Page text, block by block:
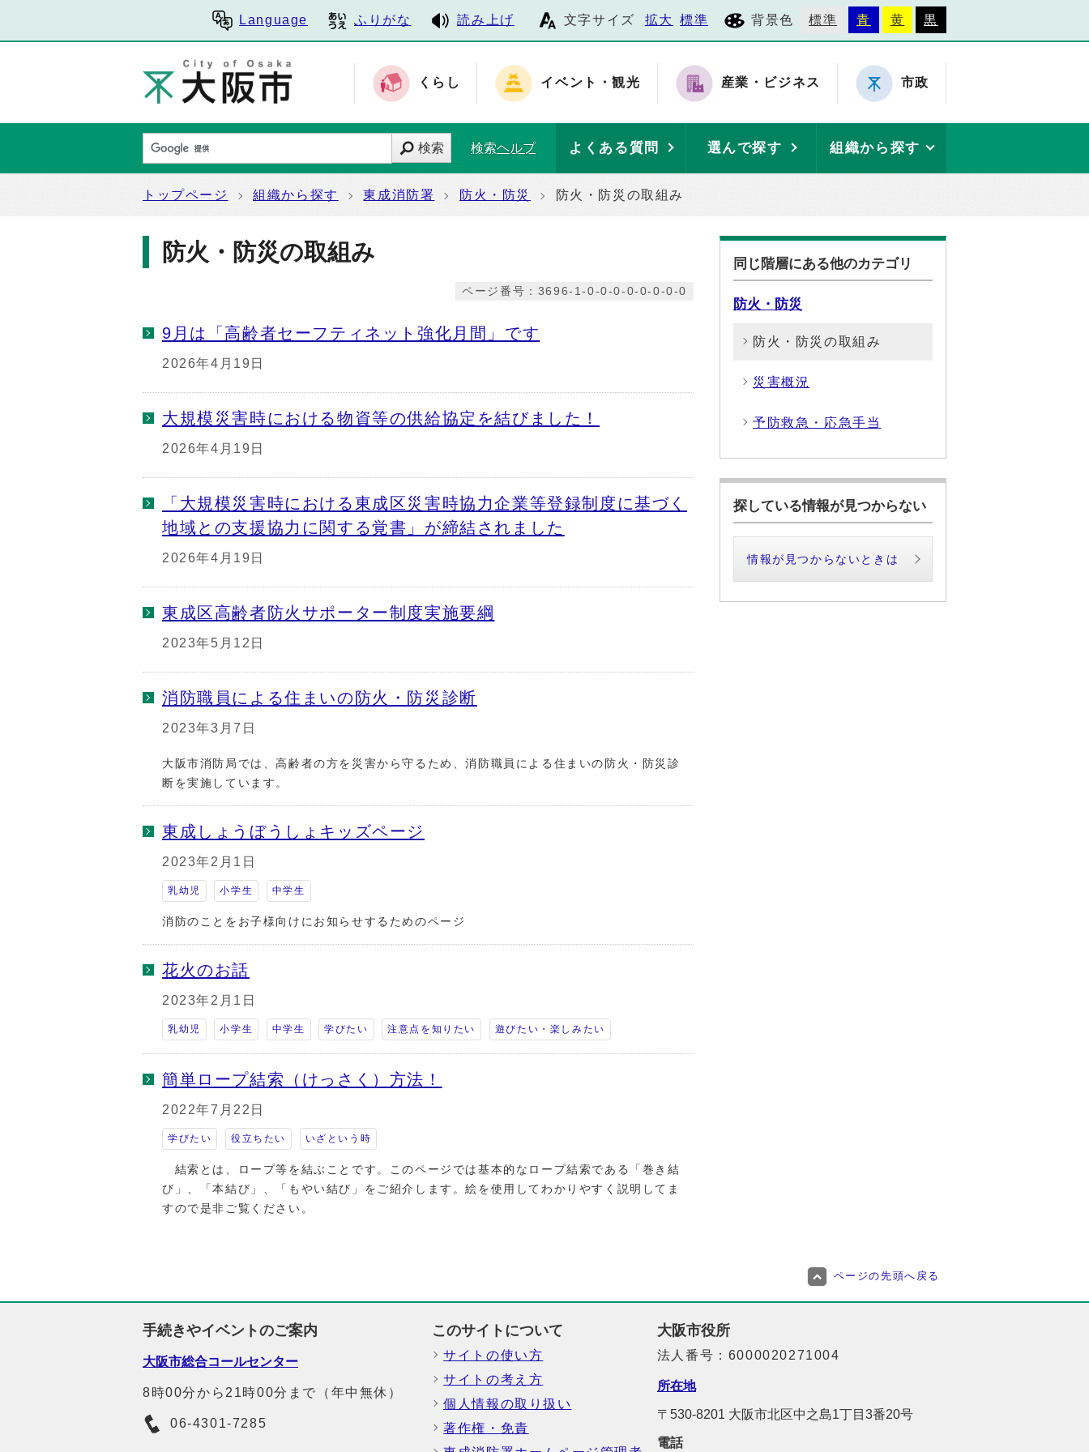
Language ふりがな 読み上げ 文字サイズ 拡大 標準 背景色 標準 青 黄 黒
くらし イベント・観光 産業・ビジネス 市政
検索 検索ヘルプ よくある質問 選んで探す 組織から探す
トップページ 組織から探す 東成消防署 防火・防災 防火・防災の取組み
防火・防災の取組み
ページ番号：3696-1-0-0-0-0-0-0-0-0
9月は「高齢者セーフティネット強化月間」です
2026年4月19日
大規模災害時における物資等の供給協定を結びました！
2026年4月19日
「大規模災害時における東成区災害時協力企業等登録制度に基づく
地域との支援協力に関する覚書」が締結されました
2026年4月19日
東成区高齢者防火サポーター制度実施要綱
2023年5月12日
消防職員による住まいの防火・防災診断
2023年3月7日
大阪市消防局では、高齢者の方を災害から守るため、消防職員による住まいの防火・防災診
断を実施しています。
東成しょうぼうしょキッズページ
2023年2月1日
乳幼児 小学生 中学生
消防のことをお子様向けにお知らせするためのページ
花火のお話
2023年2月1日
乳幼児 小学生 中学生 学びたい 注意点を知りたい 遊びたい・楽しみたい
簡単ロープ結索（けっさく）方法！
2022年7月22日
学びたい 役立ちたい いざという時
結索とは、ロープ等を結ぶことです。このページでは基本的なロープ結索である「巻き結
び」、「本結び」、「もやい結び」をご紹介します。絵を使用してわかりやすく説明してま
すので是非ご覧ください。
同じ階層にある他のカテゴリ
防火・防災
防火・防災の取組み
災害概況
予防救急・応急手当
探している情報が見つからない
情報が見つからないときは
ページの先頭へ戻る
手続きやイベントのご案内
大阪市総合コールセンター
8時00分から21時00分まで（年中無休）
06-4301-7285
このサイトについて
サイトの使い方
サイトの考え方
個人情報の取り扱い
著作権・免責
大阪市役所
法人番号：6000020271004
所在地
〒530-8201 大阪市北区中之島1丁目3番20号
電話